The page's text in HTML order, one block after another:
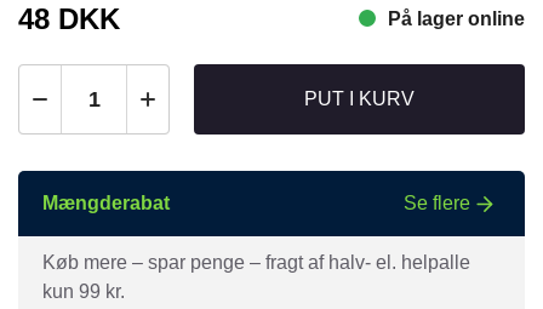
48 DKK På lager online
PUT I KURV
Mængderabat Se flere
Køb mere – spar penge – fragt af halv- el. helpalle
kun 99 kr.